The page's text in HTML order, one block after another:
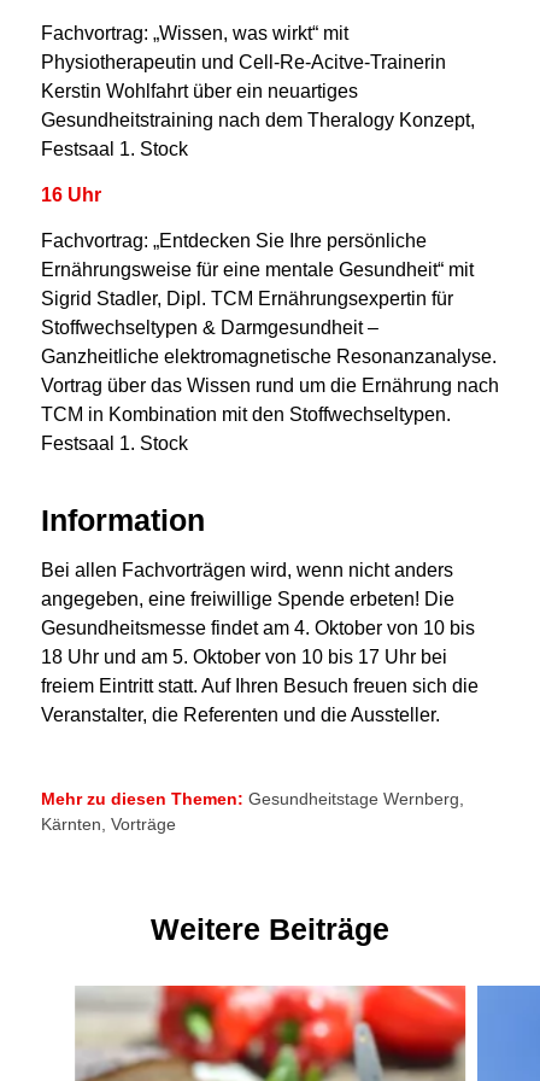
Fachvortrag: „Wissen, was wirkt“ mit
Physiotherapeutin und Cell-Re-Acitve-Trainerin
Kerstin Wohlfahrt über ein neuartiges
Gesundheitstraining nach dem Theralogy Konzept,
Festsaal 1. Stock
16 Uhr
Fachvortrag: „Entdecken Sie Ihre persönliche
Ernährungsweise für eine mentale Gesundheit“ mit
Sigrid Stadler, Dipl. TCM Ernährungsexpertin für
Stoffwechseltypen & Darmgesundheit –
Ganzheitliche elektromagnetische Resonanzanalyse.
Vortrag über das Wissen rund um die Ernährung nach
TCM in Kombination mit den Stoffwechseltypen.
Festsaal 1. Stock
Information
Bei allen Fachvorträgen wird, wenn nicht anders
angegeben, eine freiwillige Spende erbeten! Die
Gesundheitsmesse findet am 4. Oktober von 10 bis
18 Uhr und am 5. Oktober von 10 bis 17 Uhr bei
freiem Eintritt statt. Auf Ihren Besuch freuen sich die
Veranstalter, die Referenten und die Aussteller.
Mehr zu diesen Themen: Gesundheitstage Wernberg
Kärnten Vorträge
Weitere Beiträge